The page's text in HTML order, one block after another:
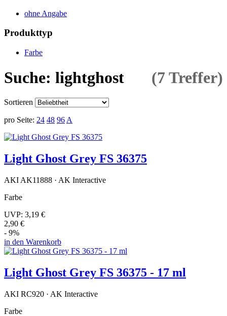
ohne Angabe
Produkttyp
Farbe
Suche: lightghost (7 Treffer)
Sortieren
pro Seite: 24 48 96 A
Light Ghost Grey FS 36375
AKI AK11888 · AK Interactive
Farbe
UVP: 3,19 €
2,90 €
- 9%
in den Warenkorb
Light Ghost Grey FS 36375 - 17 ml
AKI RC920 · AK Interactive
Farbe